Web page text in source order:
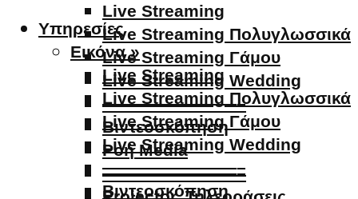
Live Streaming
Live Streaming Πολυγλωσσικά
Live Streaming Γάμου
Live Streaming Wedding
————————–
Βιντεοσκόπηση
Ροή Media
————————–
Υπηρεσίες
Εικόνα »
Live Streaming
Live Streaming Πολυγλωσσικά
Live Streaming Γάμου
Live Streaming Wedding
————————–
Βιντεοσκόπηση